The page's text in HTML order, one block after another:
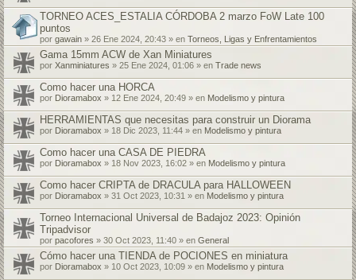
TORNEO ACES_ESTALIA CÓRDOBA 2 marzo FoW Late 100
puntos
por gawain » 26 Ene 2024, 20:43 » en Torneos, Ligas y Enfrentamientos
Gama 15mm ACW de Xan Miniatures
por Xanminiatures » 25 Ene 2024, 01:06 » en Trade news
Como hacer una HORCA
por Dioramabox » 12 Ene 2024, 20:49 » en Modelismo y pintura
HERRAMIENTAS que necesitas para construir un Diorama
por Dioramabox » 18 Dic 2023, 11:44 » en Modelismo y pintura
Como hacer una CASA DE PIEDRA
por Dioramabox » 18 Nov 2023, 16:02 » en Modelismo y pintura
Como hacer CRIPTA de DRACULA para HALLOWEEN
por Dioramabox » 31 Oct 2023, 10:31 » en Modelismo y pintura
Torneo Internacional Universal de Badajoz 2023: Opinión
Tripadvisor
por pacofores » 30 Oct 2023, 11:40 » en General
Cómo hacer una TIENDA de POCIONES en miniatura
por Dioramabox » 10 Oct 2023, 10:09 » en Modelismo y pintura